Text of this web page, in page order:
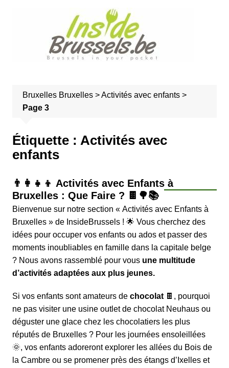
Bruxelles Bruxelles>Activités avec enfants>
Page 3
Étiquette : Activités avec
enfants
👨‍👩‍👧‍👦 Activités avec Enfants à
Bruxelles : Que Faire ? 🍫🌳📚
Bienvenue sur notre section « Activités avec Enfants à
Bruxelles » de InsideBrussels ! 🌟 Vous cherchez des
idées pour occuper vos enfants ou adoset passer des
moments inoubliables en famille dans la capitale belge
? Nous avons rassemblé pour vous une multitude
d’activités adaptées aux plus jeunes.
Si vos enfants sont amateurs de chocolat🍫, pourquoi
ne pas visiter une usine outlet de chocolat Neuhausou
déguster une glace chez les chocolatiers les plus
réputés de Bruxelles ? Pour les journées ensoleillées
🌞, vos enfants adoreront explorer les allées du Bois de
la Cambreou se promener près des étangs d’Ixelles et